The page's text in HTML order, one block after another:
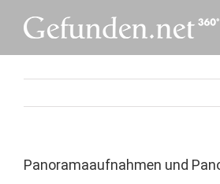
content
Panoramaaufnahmen und